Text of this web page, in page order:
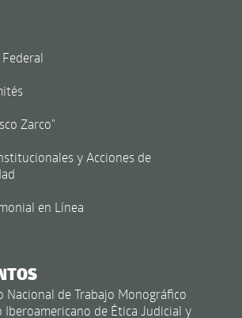
Zarco"
y Acciones de
en Línea
Nacional de Trabajo Monográfico
Iberoamericano de Ética Judicial y